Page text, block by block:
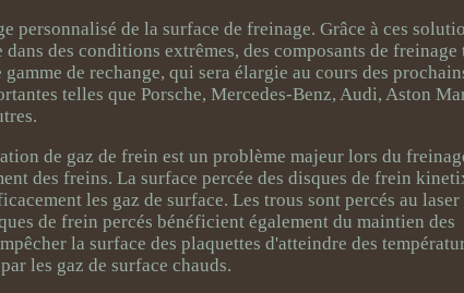
de la surface de freinage. Grâce à ces
des conditions extrêmes, des composants de freinage
de rechange, qui sera élargie au cours des
telles que Porsche, Mercedes-Benz, Audi, Aston
de gaz de frein est un problème majeur lors du
des freins. La surface percée des disques de frein
les gaz de surface. Les trous sont percés au laser
de frein percés bénéficient également du maintien des
la surface des plaquettes d'atteindre des
les gaz de surface chauds.